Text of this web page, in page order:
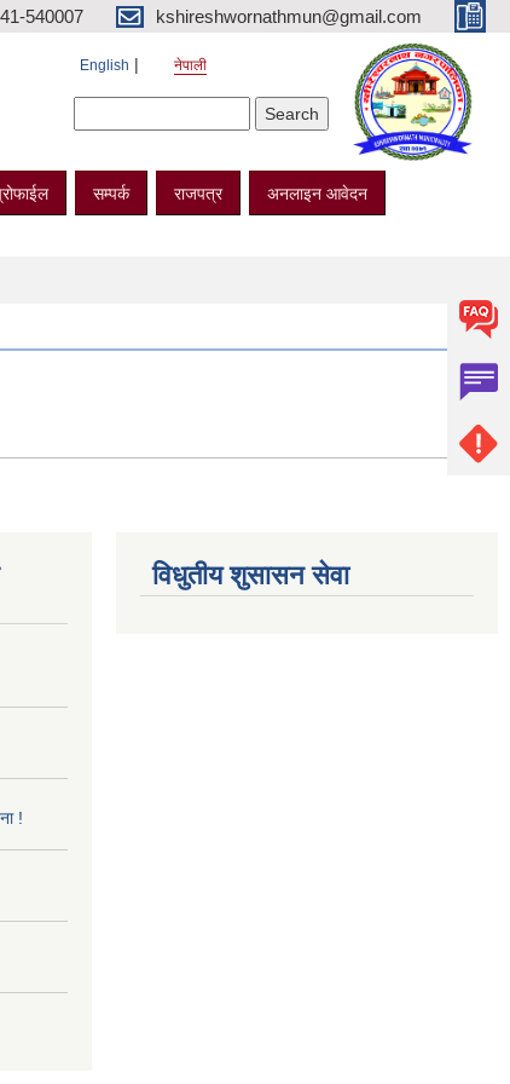
540007 kshireshwornathmun@gmail.com
English नेपाली
सम्पर्क राजपत्र अनलाइन आवेदन
!
विधुतीय शुसासन सेवा